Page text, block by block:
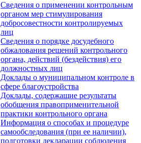
Сведения о применении контрольным
органом мер стимулирования
добросовестности контролируемых
лиц
Сведения о порядке досудебного
обжалования решений контрольного
органа, действий (бездействия) его
должностных лиц
Доклады о муниципальном контроле в
сфере благоустройства
Доклады, содержащие результаты
обобщения правоприменительной
практики контрольного органа
Информация о способах и процедуре
самообследования (при ее наличии),
подготовки декларации соблюдения